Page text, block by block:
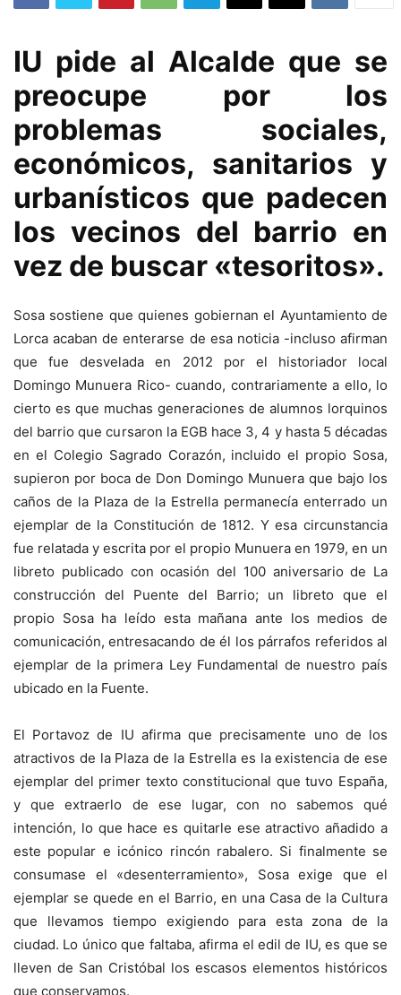
IU pide al Alcalde que se
preocupe por los
problemas sociales,
económicos, sanitarios y
urbanísticos que padecen
los vecinos del barrio en
vez de buscar «tesoritos».
Sosa sostiene que quienes gobiernan el Ayuntamiento de
Lorca acaban de enterarse de esa noticia -incluso afirman
que fue desvelada en 2012 por el historiador local
Domingo Munuera Rico- cuando, contrariamente a ello, lo
cierto es que muchas generaciones de alumnos lorquinos
del barrio que cursaron la EGB hace 3, 4 y hasta 5 décadas
en el Colegio Sagrado Corazón, incluido el propio Sosa,
supieron por boca de Don Domingo Munuera que bajo los
caños de la Plaza de la Estrella permanecía enterrado un
ejemplar de la Constitución de 1812. Y esa circunstancia
fue relatada y escrita por el propio Munuera en 1979, en un
libreto publicado con ocasión del 100 aniversario de La
construcción del Puente del Barrio; un libreto que el
propio Sosa ha leído esta mañana ante los medios de
comunicación, entresacando de él los párrafos referidos al
ejemplar de la primera Ley Fundamental de nuestro país
ubicado en la Fuente.
El Portavoz de IU afirma que precisamente uno de los
atractivos de la Plaza de la Estrella es la existencia de ese
ejemplar del primer texto constitucional que tuvo España,
y que extraerlo de ese lugar, con no sabemos qué
intención, lo que hace es quitarle ese atractivo añadido a
este popular e icónico rincón rabalero. Si finalmente se
consumase el «desenterramiento», Sosa exige que el
ejemplar se quede en el Barrio, en una Casa de la Cultura
que llevamos tiempo exigiendo para esta zona de la
ciudad. Lo único que faltaba, afirma el edil de IU, es que se
lleven de San Cristóbal los escasos elementos históricos
que conservamos.